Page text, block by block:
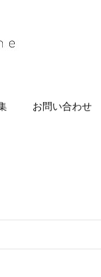
お問い合わせ